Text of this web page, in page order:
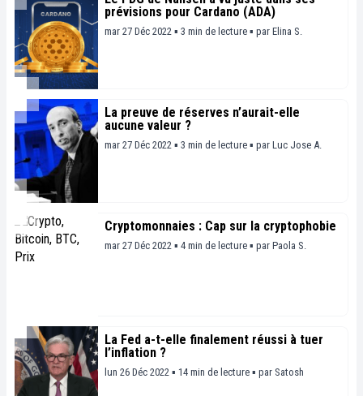
prévisions pour Cardano (ADA)
mar 27 Déc 2022 ▪ 3 min de lecture ▪ par Elina S.
La preuve de réserves n’aurait-elle
aucune valeur ?
mar 27 Déc 2022 ▪ 3 min de lecture ▪ par Luc Jose A.
Cryptomonnaies : Cap sur la cryptophobie
mar 27 Déc 2022 ▪ 4 min de lecture ▪ par Paola S.
La Fed a-t-elle finalement réussi à tuer
l’inflation ?
lun 26 Déc 2022 ▪ 14 min de lecture ▪ par Satosh